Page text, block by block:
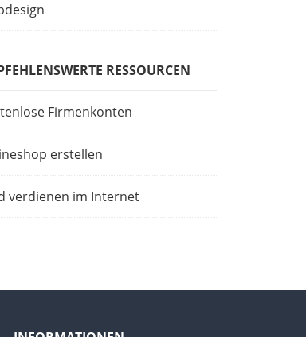
RESSOURCEN
Firmenkonten
erstellen
verdienen im Internet